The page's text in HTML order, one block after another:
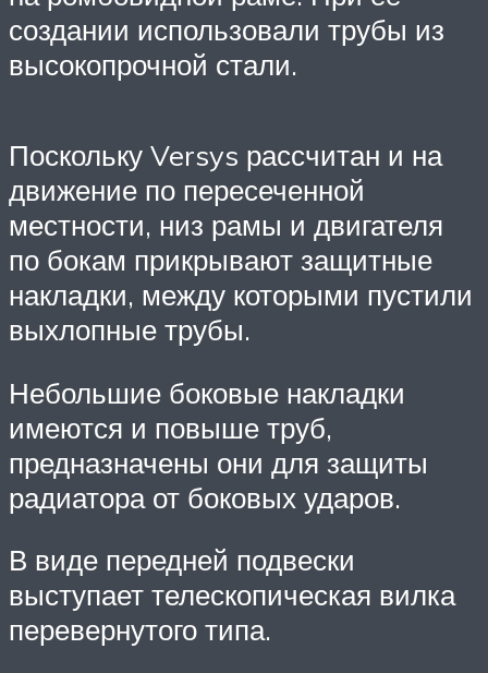
создании использовали трубы из
высокопрочной стали.
Поскольку Versys рассчитан и на
движение по пересеченной
местности, низ рамы и двигателя
по бокам прикрывают защитные
накладки, между которыми пустили
выхлопные трубы.
Небольшие боковые накладки
имеются и повыше труб,
предназначены они для защиты
радиатора от боковых ударов.
В виде передней подвески
выступает телескопическая вилка
перевернутого типа.